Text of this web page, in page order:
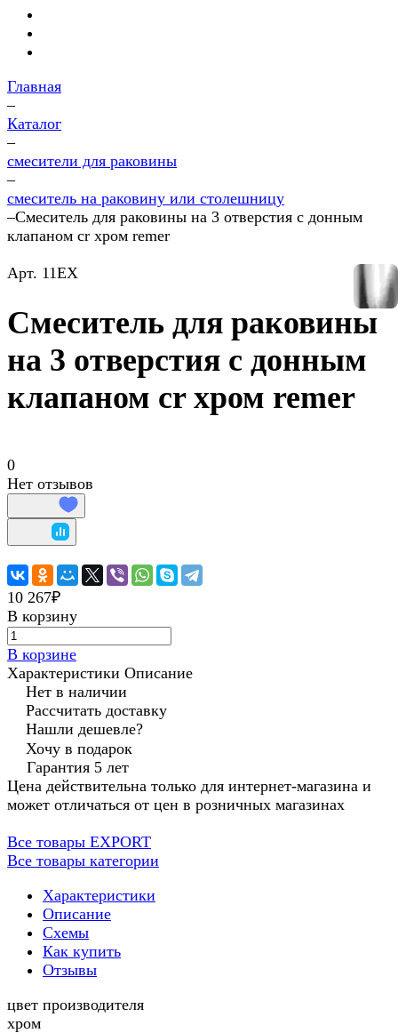
Главная
–
Каталог
–
смесители для раковины
–
смеситель на раковину или столешницу
–Смеситель для раковины на 3 отверстия с донным
клапаном cr хром remer
Арт. 11EX
Смеситель для раковины
на 3 отверстия с донным
клапаном cr хром remer
0
Нет отзывов
10 267₽
В корзину
В корзине
Характеристики Описание
Нет в наличии
Рассчитать доставку
Нашли дешевле?
Хочу в подарок
Гарантия 5 лет
Цена действительна только для интернет-магазина и
может отличаться от цен в розничных магазинах
Все товары EXPORT
Все товары категории
Характеристики
Описание
Схемы
Как купить
Отзывы
цвет производителя
хром